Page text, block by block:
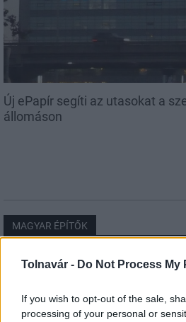
Tolnavár - Do Not Process
If you wish to opt-out of the sale,
processing of your personal or
Új ePapír segíti az utasokat a
állomáson
MAGYAR ÉPÍTŐK
Útépítés